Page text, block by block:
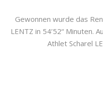
Gewonnen wurde das
LENTZ in 54’52“ Minuten.
Athlet Scharel